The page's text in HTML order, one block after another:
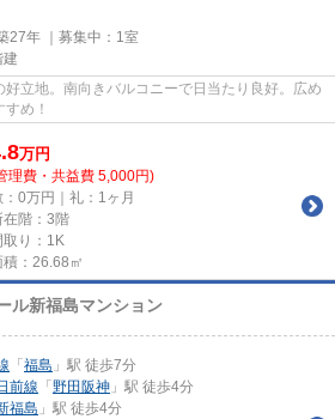
27年 ｜募集中： 1室
建
立地。南向きバルコニーで日当たり良好。広め
め！
万円
理費・共益費 5,000円)
：0万円｜礼：1ヶ月
在階：3階
取り：1K
積：26.68㎡
ル新福島マンション
「 福島 」駅 徒歩7分
前線 「 野田阪神 」駅 徒歩4分
福島 」駅 徒歩4分